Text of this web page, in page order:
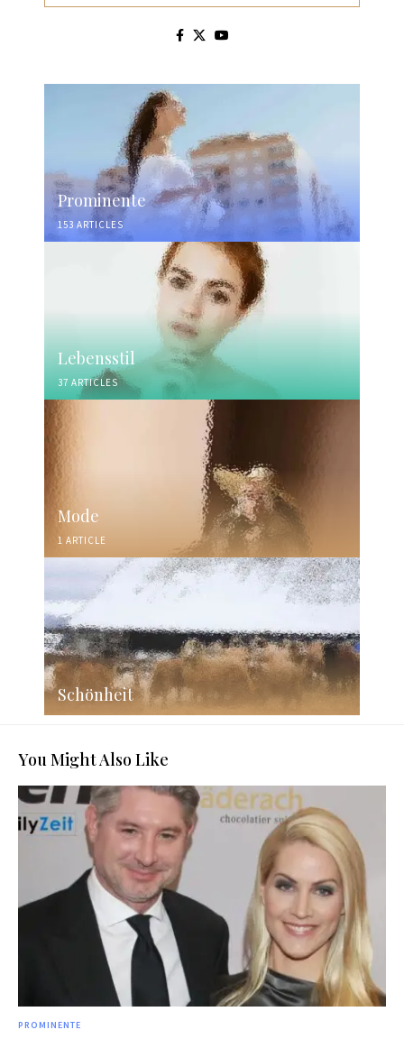
Prominente
153 ARTICLES
Lebensstil
37 ARTICLES
Mode
1 ARTICLE
Schönheit
You Might Also Like
PROMINENTE